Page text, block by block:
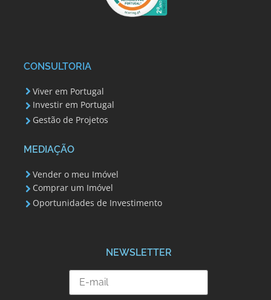
CONSULTORIA
Viver em Portugal
Investir em Portugal
Gestão de Projetos
MEDIAÇÃO
Vender o meu Imóvel
Comprar um Imóvel
Oportunidades de Investimento
NEWSLETTER